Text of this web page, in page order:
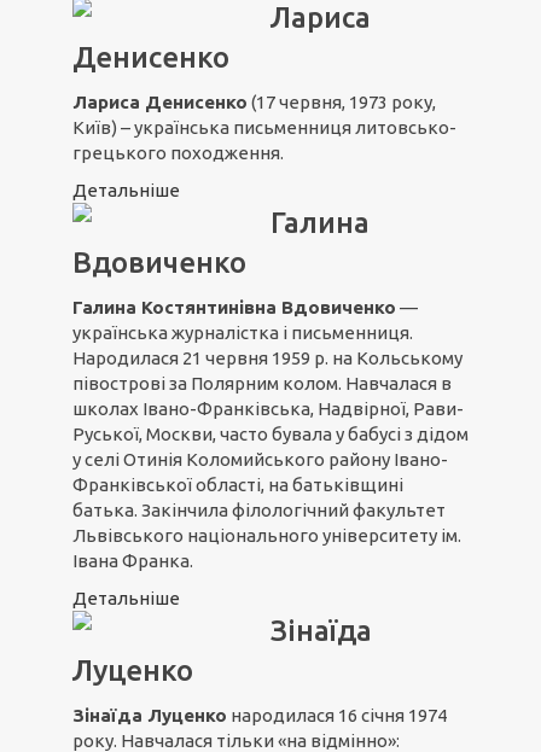
Лариса
Денисенко
Лариса Денисенко (17 червня, 1973 року,
Київ) – українська письменниця литовсько-
грецького походження.
Детальніше
Галина
Вдовиченко
Галина Костянтинівна Вдовиченко —
українська журналістка і письменниця.
Народилася 21 червня 1959 р. на Кольському
півострові за Полярним колом. Навчалася в
школах Івано-Франківська, Надвірної, Рави-
Руської, Москви, часто бувала у бабусі з дідом
у селі Отинія Коломийського району Івано-
Франківської області, на батьківщині
батька. Закінчила філологічний факультет
Львівського національного університету ім.
Івана Франка.
Детальніше
Зінаїда
Луценко
Зінаїда Луценко народилася 16 січня 1974
року. Навчалася тільки «на відмінно»: